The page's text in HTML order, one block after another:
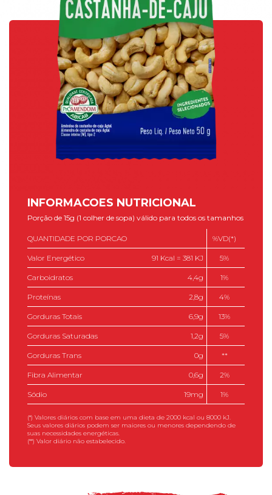
INFORMACOES NUTRICIONAL
Porção de 15g (1 colher de sopa) válido para todos os tamanhos
QUANTIDADE POR PORCAO %VD(*)
Valor Energético 91 Kcal = 381 KJ 5%
Carboidratos 4,4g 1%
Proteínas 2,8g 4%
Gorduras Totais 6,9g 13%
Gorduras Saturadas 1,2g 5%
Gorduras Trans 0g **
Fibra Alimentar 0,6g 2%
Sódio 19mg 1%
(*) Valores diários com base em uma dieta de 2000 kcal ou 8000 kJ.
Seus valores diários podem ser maiores ou menores dependendo de
suas necessidades energéticas.
(**) Valor diário não estabelecido.